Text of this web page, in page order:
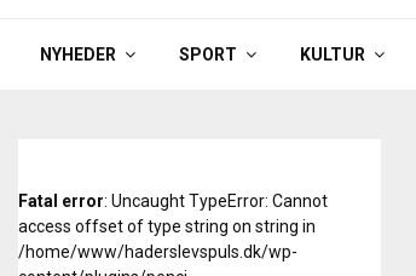
NYHEDER SPORT KULTUR
Fatal error: Uncaught TypeError: Cannot
access offset of type string on string in
/home/www/haderslevspuls.dk/wp-